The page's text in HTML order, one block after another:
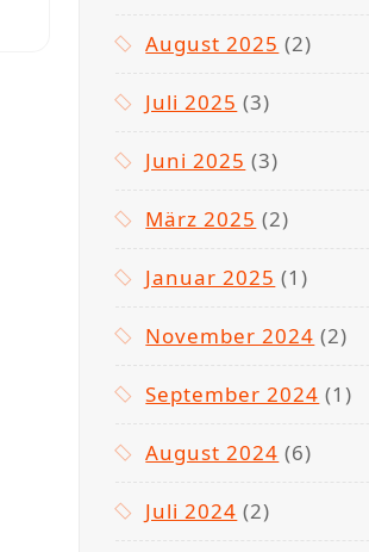
August 2025 (2)
Juli 2025 (3)
Juni 2025 (3)
März 2025 (2)
Januar 2025 (1)
November 2024 (2)
September 2024 (1)
August 2024 (6)
Juli 2024 (2)